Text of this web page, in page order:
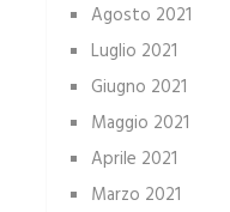
Agosto 2021
Luglio 2021
Giugno 2021
Maggio 2021
Aprile 2021
Marzo 2021